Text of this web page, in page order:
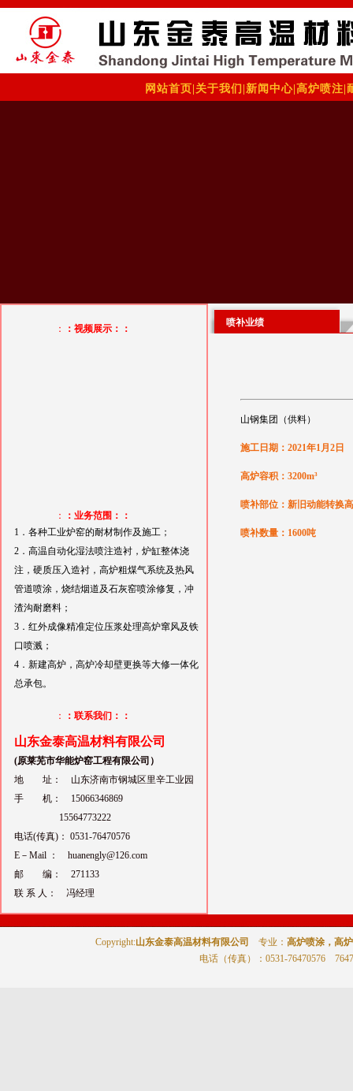
网站首页 关于我们 新闻中心 高炉喷注
： ：视频展示：：
：
：业务范围：：
1．各种工业炉窑的耐材制作及施工；
2．高温自动化湿法喷注造衬，炉缸整体浇
注，硬质压入造衬，高炉粗煤气系统及热风
管道喷涂，烧结烟道及石灰窑喷涂修复，冲
渣沟耐磨料；
3．红外成像精准定位压浆处理高炉窜风及铁
口喷溅；
4．新建高炉，高炉冷却壁更换等大修一体化
总承包。
： ：联系我们：：
山东金泰高温材料有限公司
(原莱芜市华能炉窑工程有限公司）
地 址： 山东济南市钢城区里辛工业园
手 机： 15066346869
15564773222
电话(传真)： 0531-76470576
E－Mail ： huanengly@126.com
邮 编： 271133
联 系 人： 冯经理
喷补业绩
山钢集团（供料）
施工日期：2021年1月2日
高炉容积：3200m³
喷补部位：新旧动能转换
喷补数量：1600吨
Copyright:山东金泰高温材料有限公司 专业： 高炉喷涂，高
电话（传真）
：0531-76470576